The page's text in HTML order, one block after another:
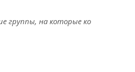
группы, на которые ко